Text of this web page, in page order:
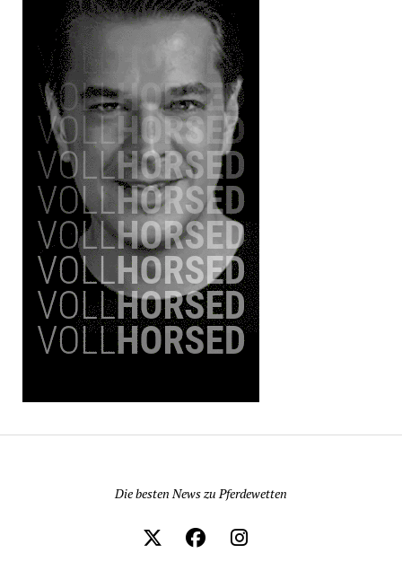
Die besten News zu Pferdewetten